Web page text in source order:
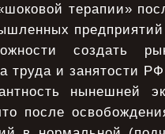
терапии»
создать
труда и занятости
нынешней
после